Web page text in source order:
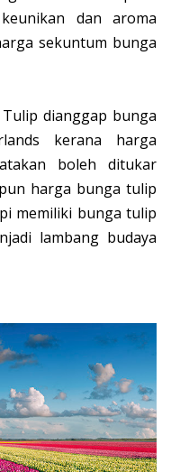
dan aroma
sekuntum bunga
dianggap bunga
kerana harga
boleh ditukar
harga bunga tulip
memiliki bunga tulip
lambang budaya